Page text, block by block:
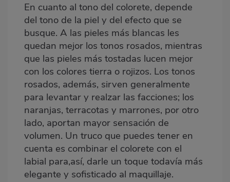
En cuanto al tono del colorete, depende
del tono de la piel y del efecto que se
busque. A las pieles más blancas les
quedan mejor los tonos rosados, mientras
que las pieles más tostadas lucen mejor
con los colores tierra o rojizos. Los tonos
rosados, además, sirven generalmente
para levantar y realzar las facciones; los
naranjas, terracotas y marrones, por otro
lado, aportan mayor sensación de
volumen. Un truco que puedes tener en
cuenta es combinar el colorete con el
labial para,así, darle un toque todavía más
elegante y sofisticado al maquillaje.